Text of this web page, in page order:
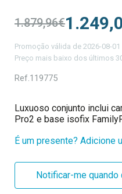
1.879,96€
Promoção válida de 2026-08-01
Preço mais baixo dos últimos
Ref.119775
Luxuoso conjunto inclui
Pro2 e base isofix
É um presente? Adicione
Notificar-me